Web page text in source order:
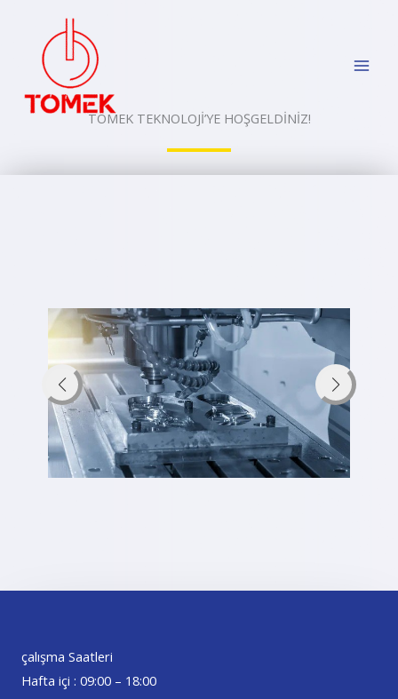
TOMEK TEKNOLOJİ’YE HOŞGELDİNİZ!
çalışma Saatleri
Hafta içi : 09:00 – 18:00